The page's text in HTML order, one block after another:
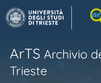
ArTS Archivio
Trieste